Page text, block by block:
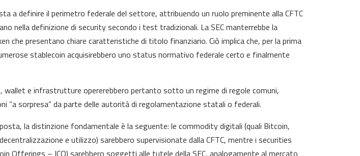
a definire il perimetro federale del settore, attribuendo un ruolo preminente alla CFTC
nella definizione di security secondo i test tradizionali. La SEC manterrebbe la
che presentano chiare caratteristiche di titolo finanziario. Ciò implica che, per la prima
stablecoin acquisirebbero uno status normativo federale certo e finalmente
wallet e infrastrutture opererebbero pertanto sotto un regime di regole comuni,
“a sorpresa” da parte delle autorità di regolamentazione statali o federali.
la distinzione fondamentale è la seguente: le commodity digitali (quali Bitcoin,
e utilizzo) sarebbero supervisionate dalla CFTC, mentre i securities
Offerings – ICO) sarebbero soggetti alle tutele della SEC, analogamente al mercato